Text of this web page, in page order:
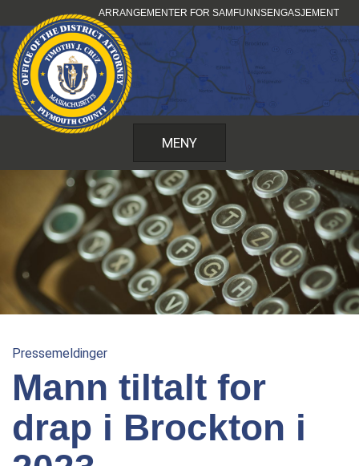
til
innhold
ARRANGEMENTER FOR SAMFUNNSENGASJEMENT
MENY
Pressemeldinger
Mann tiltalt for
drap i Brockton i